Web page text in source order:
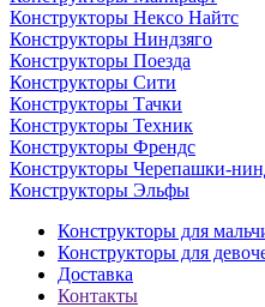
Конструкторы Нексо Найтс
Конструкторы Ниндзяго
Конструкторы Поезда
Конструкторы Сити
Конструкторы Тачки
Конструкторы Техник
Конструкторы Френдс
Конструкторы Черепашки-
Конструкторы Эльфы
Конструкторы для
Конструкторы для
Доставка
Контакты